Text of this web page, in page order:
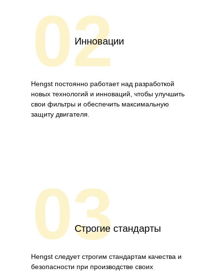
02
Инновации
Hengst постоянно работает над разработкой
новых технологий и инноваций, чтобы улучшить
свои фильтры и обеспечить максимальную
защиту двигателя.
03Строгие стандарты
Hengst следует строгим стандартам качества и
безопасности при производстве своих